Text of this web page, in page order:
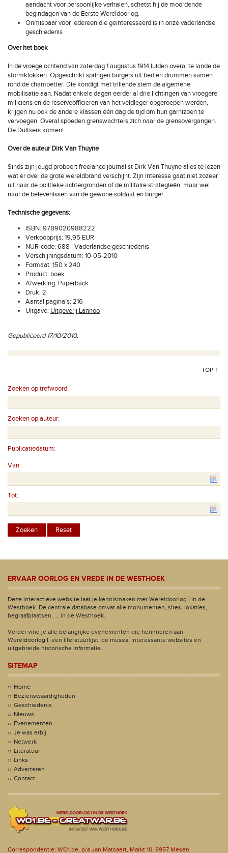
aandacht voor persoonlijke verhalen, schetst hij de moordende
begindagen van de Eerste Wereldoorlog.
Onmisbaar voor iedereen die geïnteresseerd is in onze vaderlandse
geschiedenis
Over het boek
In de vroege ochtend van zaterdag 1 augustus 1914 luiden overal te lande de
stormklokken. Opgeschrikt springen burgers uit bed en drummen samen
rond de champetter. Die kondigt met trillende stem de algemene
mobilisatie aan. Nadat enkele dagen eerder al drie lichtingen van vroegere
miliciens en de reserveofficieren van het veldleger opgeroepen werden,
krijgen nu ook de andere klassen één dag de tijd om hun garnizoen te
vervoegen. Overal spoeden grenswachters zich naar de grensovergangen.
De Duitsers komen!
Over de auteur Dirk Van Thuyne
Sinds zijn jeugd probeert freelance journalist Dirk Van Thuyne alles te lezen
wat er over de grote wereldbrand verschijnt. Zijn interesse gaat niet zozeer
uit naar de politieke achtergronden of de militaire strategieën, maar wel
naar de belevenissen van de gewone soldaat en burger.
Technische gegevens:
ISBN: 9789020988222
Verkoopprijs: 19,95 EUR
NUR-code: 688 | Vaderlandse geschiedenis
Verschijningsdatum: 10-05-2010
Formaat: 150 x 240
Product: boek
Afwerking: Paperback
Druk: 2
Aantal pagina's: 216
Uitgave: Uitgeverij Lannoo
Gepubliceerd 17/10/2010.
TOP ↑
Zoeken op trefwoord:
Zoeken op auteur:
Publicatiedatum:
Van:
Tot:
ERVAAR OORLOG EN VREDE IN DE WESTHOEK
Deze interactieve website laat je kennismaken met Wereldoorlog I in de
Westhoek. De centrale database omvat alle monumenten, sites, lokaties,
begraafplaatsen, ... in de Westhoek.
Verder vind je alle belangrijke evenementen die herinneren aan
Wereldoorlog I, een literatuurlijst, de musea, interessante websites en
uitgebreide historische informatie.
SITEMAP
Home
Bezienswaardigheden
Geschiedenis
Nieuws
Evenementen
Je was erbij
Netwerk
Literatuur
Links
Adverteren
Contact
Correspondentie: WO1.be, p/a Jan Matsaert, Markt 10, 8957 Mesen